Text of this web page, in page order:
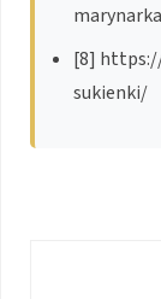
[8]
sukienki/